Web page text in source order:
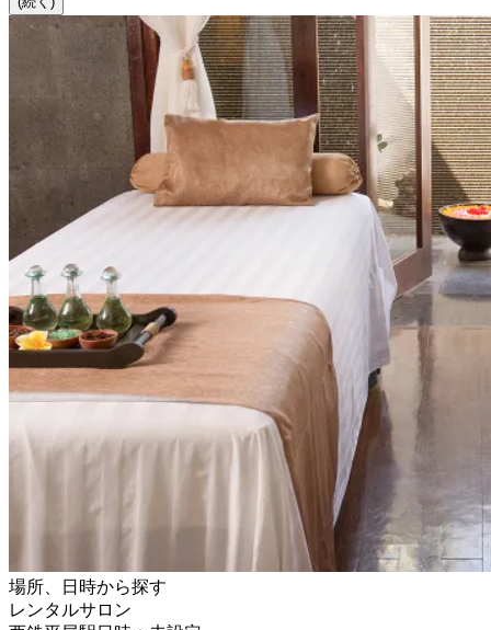
場所、日時から探す
レンタルサロン